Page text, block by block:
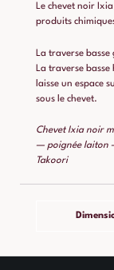
Le chevet noir
produits
La traverse
La traverse
laisse un espace
sous le chevet.
Chevet Ixia noir
— poignée laiton
Takoori